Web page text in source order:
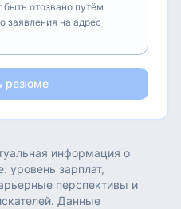
отозвано путём
заявления на адрес
резюме
информация о
: уровень зарплат,
перспективы и
Данные